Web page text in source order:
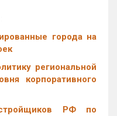
города на
региональной
корпоративного
РФ по